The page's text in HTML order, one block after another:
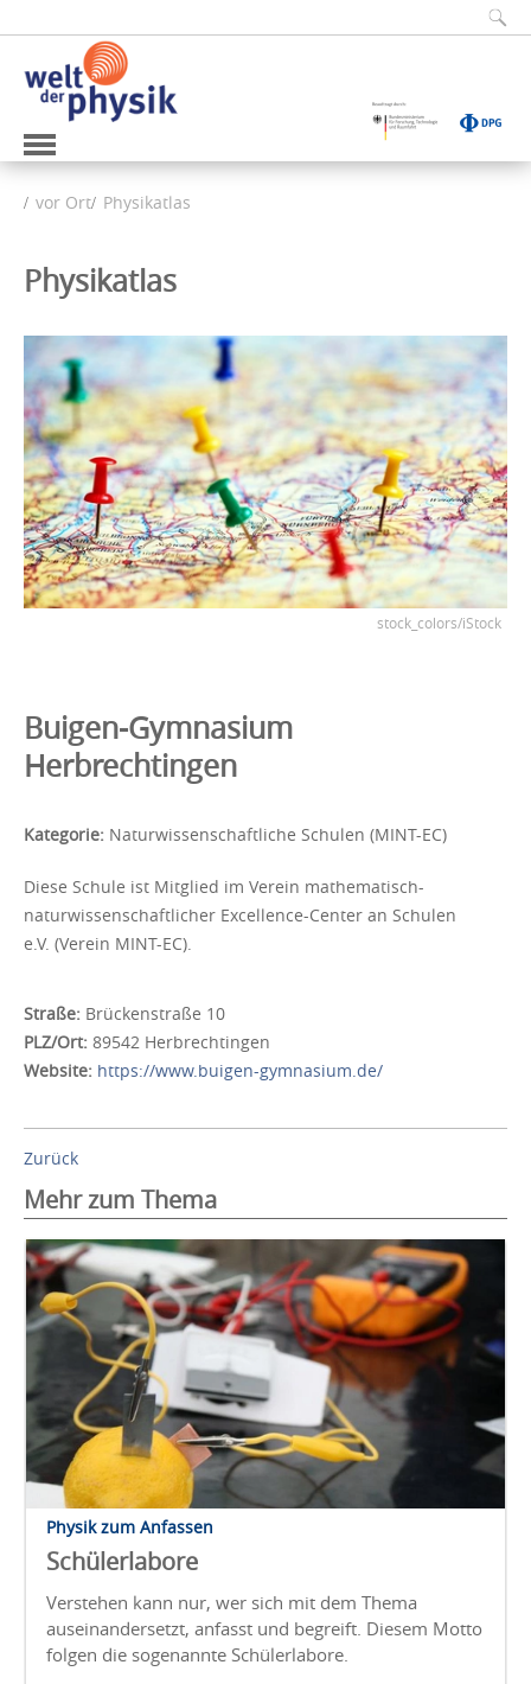
vor Ort Physikatlas
Physikatlas
stock_colors/iStock
Buigen-Gymnasium
Herbrechtingen
Kategorie: Naturwissenschaftliche Schulen (MINT-EC)
Diese Schule ist Mitglied im Verein mathematisch-
naturwissenschaftlicher Excellence-Center an Schulen
e.V. (Verein MINT-EC).
Straße: Brückenstraße 10
PLZ/Ort: 89542 Herbrechtingen
Website: https://www.buigen-gymnasium.de/
Zurück
Mehr zum Thema
Physik zum Anfassen
Schülerlabore
Verstehen kann nur, wer sich mit dem Thema
auseinandersetzt, anfasst und begreift. Diesem Motto
folgen die sogenannte Schülerlabore.